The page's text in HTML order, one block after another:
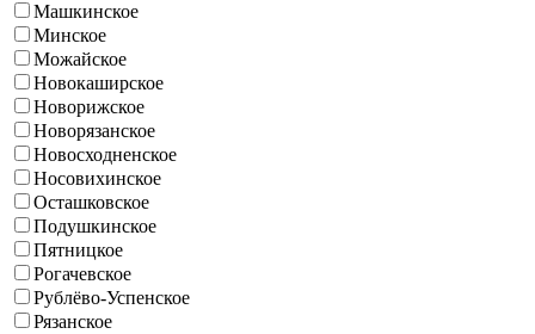
Машкинское
Минское
Можайское
Новокаширское
Новорижское
Новорязанское
Новосходненское
Носовихинское
Осташковское
Подушкинское
Пятницкое
Рогачевское
Рублёво-Успенское
Рязанское